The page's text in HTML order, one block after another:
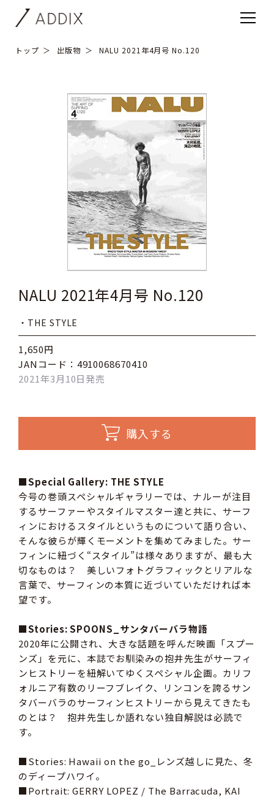
トップ 出版物 NALU 2021年4月号 No.120
NALU 2021年4月号 No.120
・THE STYLE
1,650円
JANコード：4910068670410
2021年3月10日発売
購入する
■Special Gallery: THE STYLE
今号の巻頭スペシャルギャラリーでは、ナルーが注目
するサーファーやスタイルマスター達と共に、サーフ
ィンにおけるスタイルというものについて語り合い、
そんな彼らが輝くモーメントを集めてみました。サー
フィンに紐づく“スタイル”は様々ありますが、最も大
切なものは？ 美しいフォトグラフィックとリアルな
言葉で、サーフィンの本質に近づいていただければ本
望です。
■Stories: SPOONS_サンタバーバラ物語
2020年に公開され、大きな話題を呼んだ映画「スプー
ンズ」を元に、本誌でお馴染みの抱井先生がサーフィ
ンヒストリーを紐解いてゆくスペシャル企画。カリフ
ォルニア有数のリーフブレイク、リンコンを誇るサン
タバーバラのサーフィンヒストリーから見えてきたも
のとは？ 抱井先生しか語れない独自解説は必読で
す。
■Stories: Hawaii on the go_レンズ越しに見た、冬
のディープハワイ。
■Portrait: GERRY LOPEZ / The Barracuda, KAI